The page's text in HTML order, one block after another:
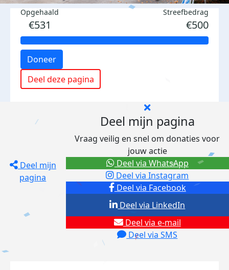
Opgehaald
€531
Streefbedrag
€500
Doneer
Deel deze pagina
Deel mijn
pagina
Deel mijn pagina
Vraag veilig en snel om donaties voor
jouw actie
Deel via Facebook
Deel via Instagram
Deel via e-mail
Deel via SMS
Deel via LinkedIn
Deel via WhatsApp